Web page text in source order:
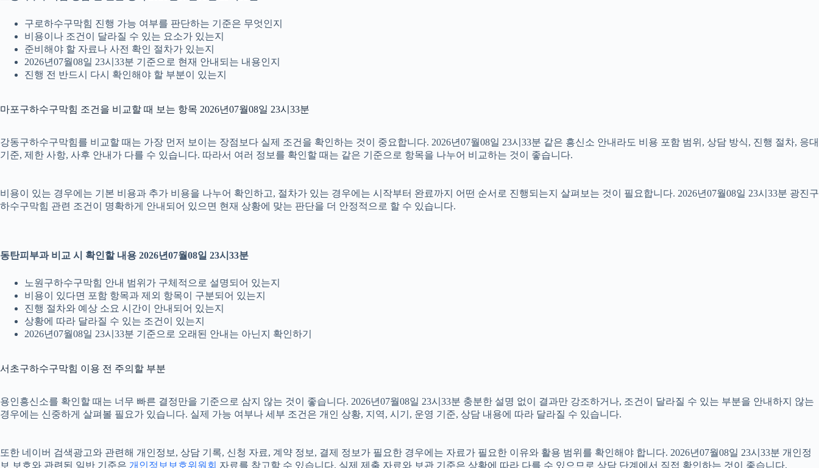
구로하수구막힘 진행 가능 여부를 판단하는 기준은 무엇인지
비용이나 조건이 달라질 수 있는 요소가 있는지
준비해야 할 자료나 사전 확인 절차가 있는지
2026년07월08일 23시33분 기준으로 현재 안내되는 내용인지
진행 전 반드시 다시 확인해야 할 부분이 있는지
마포구하수구막힘 조건을 비교할 때 보는 항목 2026년07월08일 23시33분
강동구하수구막힘를 비교할 때는 가장 먼저 보이는 장점보다 실제 조건을 확인하는 것이 중요합니다. 2026년07월08일 23시33분 같은 흥신소 안내라도 비용 포함 범위, 상담 방식, 진행 절차, 응대
기준, 제한 사항, 사후 안내가 다를 수 있습니다. 따라서 여러 정보를 확인할 때는 같은 기준으로 항목을 나누어 비교하는 것이 좋습니다.
비용이 있는 경우에는 기본 비용과 추가 비용을 나누어 확인하고, 절차가 있는 경우에는 시작부터 완료까지 어떤 순서로 진행되는지 살펴보는 것이 필요합니다. 2026년07월08일 23시33분 광진구
하수구막힘 관련 조건이 명확하게 안내되어 있으면 현재 상황에 맞는 판단을 더 안정적으로 할 수 있습니다.
동탄피부과 비교 시 확인할 내용 2026년07월08일 23시33분
노원구하수구막힘 안내 범위가 구체적으로 설명되어 있는지
비용이 있다면 포함 항목과 제외 항목이 구분되어 있는지
진행 절차와 예상 소요 시간이 안내되어 있는지
상황에 따라 달라질 수 있는 조건이 있는지
2026년07월08일 23시33분 기준으로 오래된 안내는 아닌지 확인하기
서초구하수구막힘 이용 전 주의할 부분
용인흥신소를 확인할 때는 너무 빠른 결정만을 기준으로 삼지 않는 것이 좋습니다. 2026년07월08일 23시33분 충분한 설명 없이 결과만 강조하거나, 조건이 달라질 수 있는 부분을 안내하지 않는
경우에는 신중하게 살펴볼 필요가 있습니다. 실제 가능 여부나 세부 조건은 개인 상황, 지역, 시기, 운영 기준, 상담 내용에 따라 달라질 수 있습니다.
또한 네이버 검색광고와 관련해 개인정보, 상담 기록, 신청 자료, 계약 정보, 결제 정보가 필요한 경우에는 자료가 필요한 이유와 활용 범위를 확인해야 합니다. 2026년07월08일 23시33분 개인정
보 보호와 관련된 일반 기준은 개인정보보호위원회 자료를 참고할 수 있습니다. 실제 제출 자료와 보관 기준은 상황에 따라 다를 수 있으므로 상담 단계에서 직접 확인하는 것이 좋습니다.